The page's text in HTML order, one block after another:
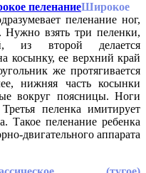
Широкое
пеленание ног,
Нужно взять три пеленки,
из второй делается
косынку, ее верхний край
же протягивается
нижняя часть косынки
вокруг поясницы. Ноги
пеленка имитирует
пеленание ребенка
двигательного аппарата